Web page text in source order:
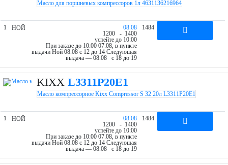
Масло для поршневых компрессоров 1л 4631136216964
1 НОЙ
08.08
1200 - 1400
успейте до 10:00
При заказе до 10:00 07.08, в пункте
выдачи Ной 08.08 c 12 до 14 Следующая
выдача — 08.08 c 18 до 19
1484
KIXX L3311P20E1
Масло компрессорное Kixx Compressor S 32 20л L3311P20E1
1 НОЙ
08.08
1200 - 1400
успейте до 10:00
При заказе до 10:00 07.08, в пункте
выдачи Ной 08.08 c 12 до 14 Следующая
выдача — 08.08 c 18 до 19
1484